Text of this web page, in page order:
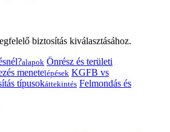
biztosítás kiválasztásához.
alapok Önrész és területi
menetelépések KGFB vs
típusokáttekintés Felmondás és